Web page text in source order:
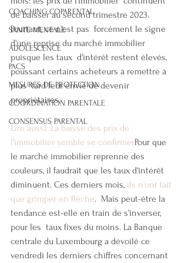
COACHING COPARENTAL
SANTE MENTALE
ADOLESCENCE
PACS
MESURES DE PROTECTION
COORDINATION PARENTALE
CONSENSUS PARENTAL
de baisser au second trimestre 2023.
Pourtant, ce n'est pas  forcément le signe
d'une reprise du marché immobilier
puisque les taux  d'intérêt restent élevés,
poussant certains acheteurs à remettre à
plus  tard leur envie de devenir
propriétaires.
Lire aussi :La baisse des prix de
l'immobilier semble se confirmerPour que
le marché immobilier reprenne des
couleurs, il faudrait que les taux d'intérêt
diminuent. Ces derniers mois, ils n'ont fait
que grimper en flèche.  Mais peut-être la
tendance est-elle en train de s'inverser,
pour les  taux fixes du moins. La Banque
centrale du Luxembourg a dévoilé ce
vendredi les derniers chiffres concernant